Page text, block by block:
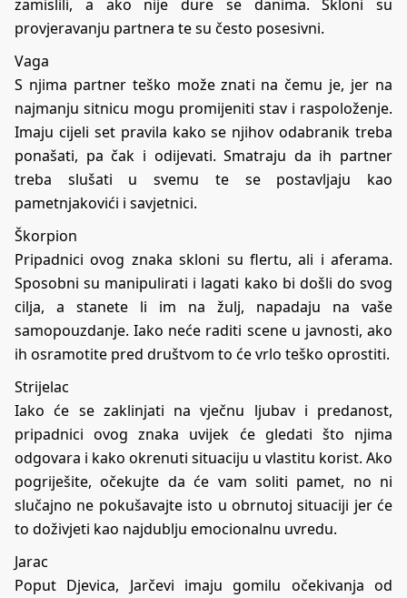
zamislili, a ako nije dure se danima. Skloni su
provjeravanju partnera te su često posesivni.
Vaga
S njima partner teško može znati na čemu je, jer na
najmanju sitnicu mogu promijeniti stav i raspoloženje.
Imaju cijeli set pravila kako se njihov odabranik treba
ponašati, pa čak i odijevati. Smatraju da ih partner
treba slušati u svemu te se postavljaju kao
pametnjakovići i savjetnici.
Škorpion
Pripadnici ovog znaka skloni su flertu, ali i aferama.
Sposobni su manipulirati i lagati kako bi došli do svog
cilja, a stanete li im na žulj, napadaju na vaše
samopouzdanje. Iako neće raditi scene u javnosti, ako
ih osramotite pred društvom to će vrlo teško oprostiti.
Strijelac
Iako će se zaklinjati na vječnu ljubav i predanost,
pripadnici ovog znaka uvijek će gledati što njima
odgovara i kako okrenuti situaciju u vlastitu korist. Ako
pogriješite, očekujte da će vam soliti pamet, no ni
slučajno ne pokušavajte isto u obrnutoj situaciji jer će
to doživjeti kao najdublju emocionalnu uvredu.
Jarac
Poput Djevica, Jarčevi imaju gomilu očekivanja od